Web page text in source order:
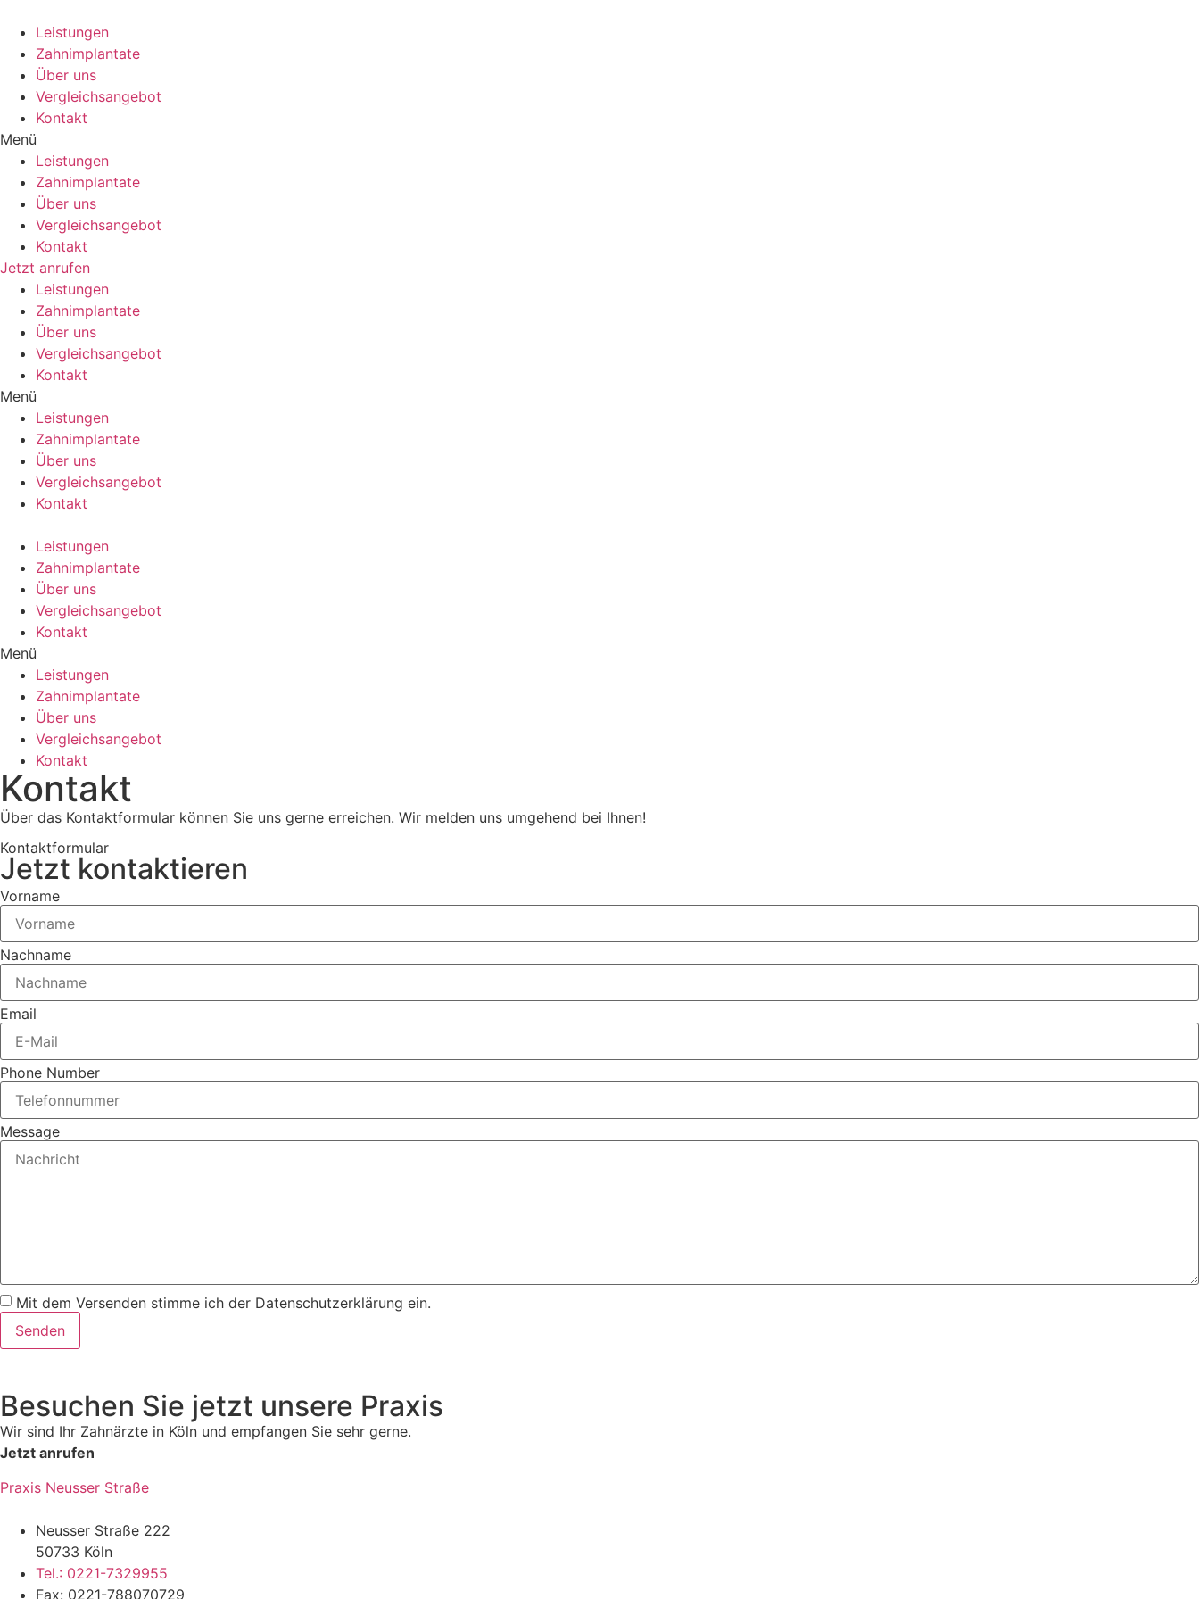
Inhalt
wechseln
Leistungen
Zahnimplantate
Über uns
Vergleichsangebot
Kontakt
Menü
Leistungen
Zahnimplantate
Über uns
Vergleichsangebot
Kontakt
Jetzt anrufen
Leistungen
Zahnimplantate
Über uns
Vergleichsangebot
Kontakt
Menü
Leistungen
Zahnimplantate
Über uns
Vergleichsangebot
Kontakt
Leistungen
Zahnimplantate
Über uns
Vergleichsangebot
Kontakt
Menü
Leistungen
Zahnimplantate
Über uns
Vergleichsangebot
Kontakt
Kontakt
Über das Kontaktformular können Sie uns gerne erreichen. Wir melden uns umgehend bei Ihnen!
Kontaktformular
Jetzt kontaktieren
Vorname
Nachname
Email
Phone Number
Message
Mit dem Versenden stimme ich der Datenschutzerklärung ein.
Senden
Besuchen Sie jetzt unsere Praxis
Wir sind Ihr Zahnärzte in Köln und empfangen Sie sehr gerne.
Jetzt anrufen
Praxis Neusser Straße
Neusser Straße 222
50733 Köln
Tel.: 0221-7329955
Fax: 0221-788070729